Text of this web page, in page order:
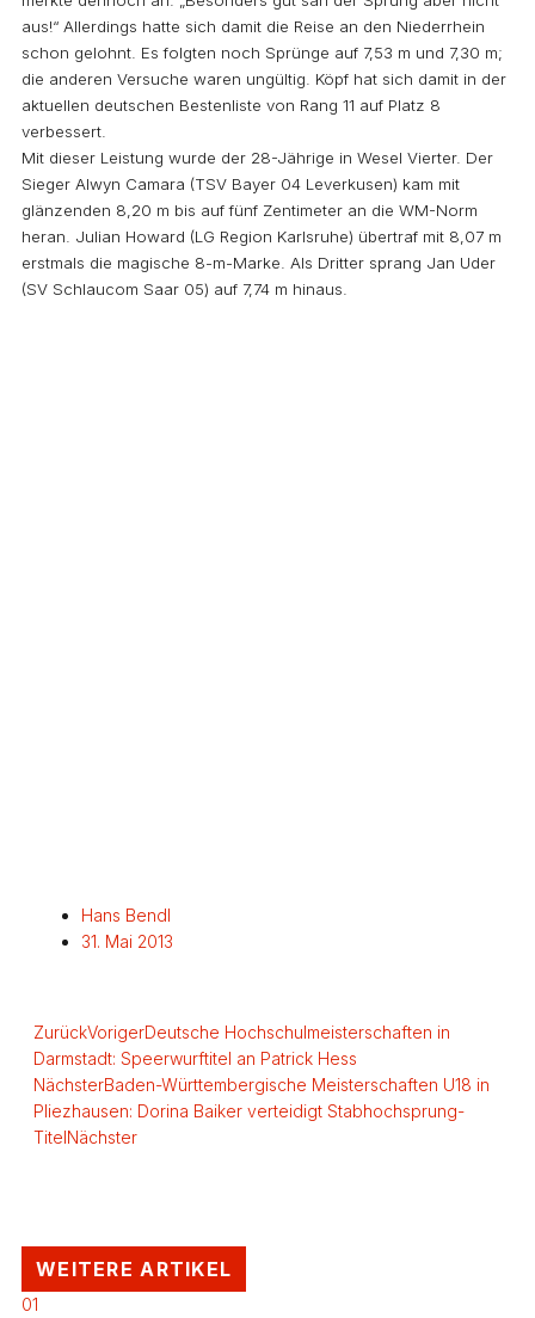
aus!“ Allerdings hatte sich damit die Reise an den Niederrhein
schon gelohnt. Es folgten noch Sprünge auf 7,53 m und 7,30 m;
die anderen Versuche waren ungültig. Köpf hat sich damit in der
aktuellen deutschen Bestenliste von Rang 11 auf Platz 8
verbessert.
Mit dieser Leistung wurde der 28-Jährige in Wesel Vierter. Der
Sieger Alwyn Camara (TSV Bayer 04 Leverkusen) kam mit
glänzenden 8,20 m bis auf fünf Zentimeter an die WM-Norm
heran. Julian Howard (LG Region Karlsruhe) übertraf mit 8,07 m
erstmals die magische 8-m-Marke. Als Dritter sprang Jan Uder
(SV Schlaucom Saar 05) auf 7,74 m hinaus.
Hans Bendl
31. Mai 2013
ZurückVorigerDeutsche Hochschulmeisterschaften in
Darmstadt: Speerwurftitel an Patrick Hess
NächsterBaden-Württembergische Meisterschaften U18 in
Pliezhausen: Dorina Baiker verteidigt Stabhochsprung-
Titel Nächster
WEITERE ARTIKEL
01